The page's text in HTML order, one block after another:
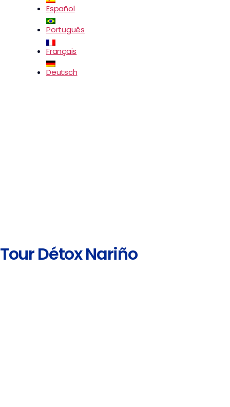
Español
Português
Français
Deutsch
Tour Détox Nariño